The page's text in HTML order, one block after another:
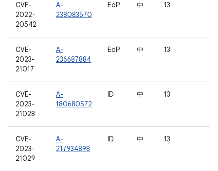
CVE-
2022-
20542
A-
238083570
EoP 中 13
CVE-
2023-
21017
A-
236687884
EoP 中 13
CVE-
2023-
21028
A-
180680572
ID 中 13
CVE-
2023-
21029
A-
217934898
ID 中 13